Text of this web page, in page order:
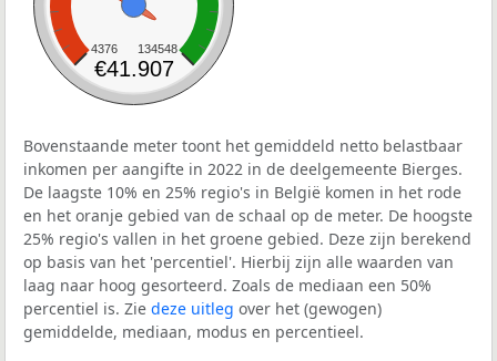
4376 134548
€41.907
Bovenstaande meter toont het gemiddeld netto belastbaar
inkomen per aangifte in 2022 in de deelgemeente Bierges.
De laagste 10% en 25% regio's in België komen in het rode
en het oranje gebied van de schaal op de meter. De hoogste
25% regio's vallen in het groene gebied. Deze zijn berekend
op basis van het 'percentiel'. Hierbij zijn alle waarden van
laag naar hoog gesorteerd. Zoals de mediaan een 50%
percentiel is. Zie deze uitleg over het (gewogen)
gemiddelde, mediaan, modus en percentieel.